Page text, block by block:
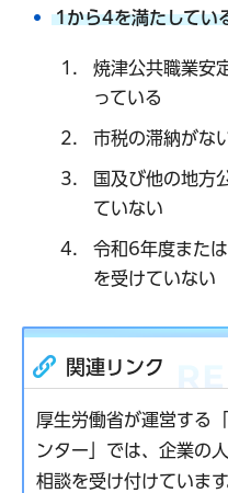
1から4を満たしてい
焼津公共職業安
っている
市税の滞納がな
国及び他の地方
ていない
令和6年度また
を受けていない
関連リンク
厚生労働省が運営する
ンター」では、企業の
相談を受け付けていま